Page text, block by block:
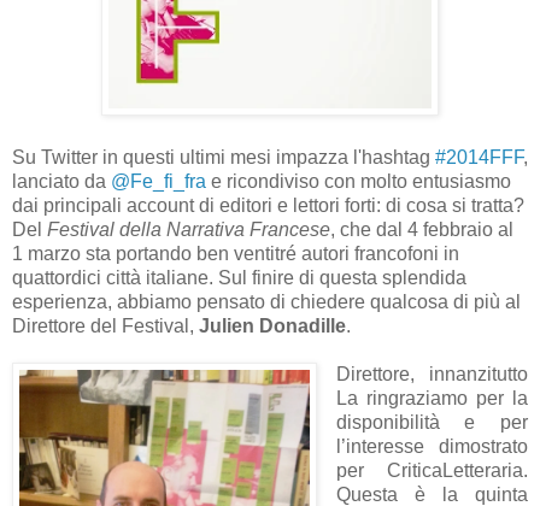
Su Twitter in questi ultimi mesi impazza l'hashtag #2014FFF,
lanciato da @Fe_fi_fra e ricondiviso con molto entusiasmo
dai principali account di editori e lettori forti: di cosa si tratta?
Del Festival della Narrativa Francese, che dal 4 febbraio al
1 marzo sta portando ben ventitré autori francofoni in
quattordici città italiane. Sul finire di questa splendida
esperienza, abbiamo pensato di chiedere qualcosa di più al
Direttore del Festival, Julien Donadille.
Direttore, innanzitutto
La ringraziamo per la
disponibilità e per
l’interesse dimostrato
per CriticaLetteraria.
Questa è la quinta